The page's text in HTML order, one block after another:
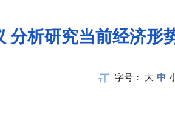
分析研究当前经济形
字号： 大 中